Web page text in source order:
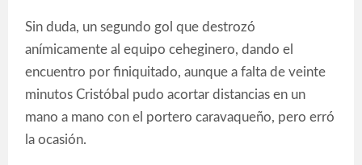
Sin duda, un segundo gol que destrozó
anímicamente al equipo ceheginero, dando el
encuentro por finiquitado, aunque a falta de veinte
minutos Cristóbal pudo acortar distancias en un
mano a mano con el portero caravaqueño, pero erró
la ocasión.